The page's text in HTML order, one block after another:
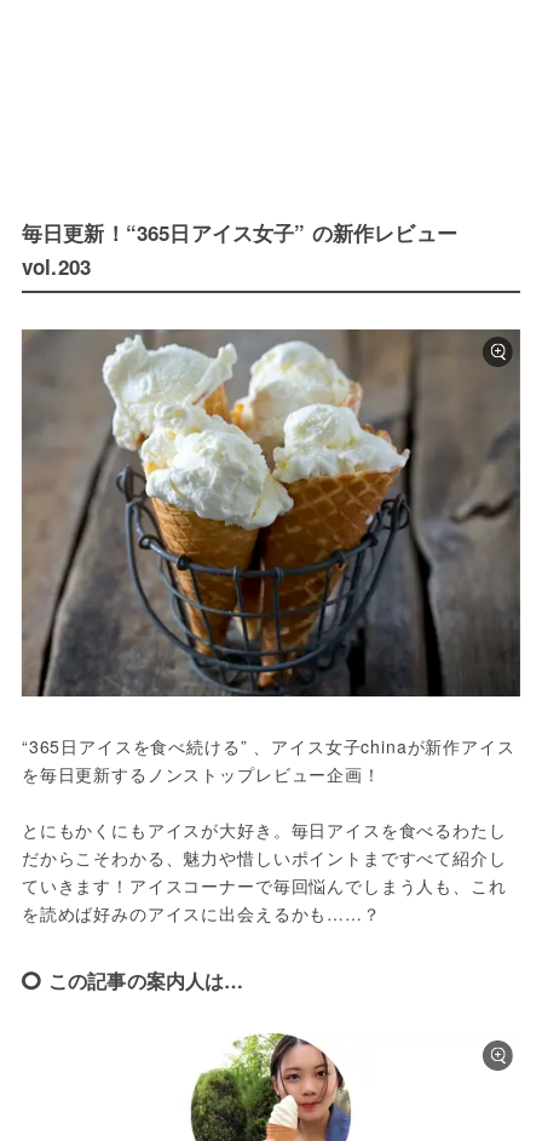
毎日更新！“365日アイス女子” の新作レビュー
vol.203
“365日アイスを食べ続ける” 、アイス女子chinaが新作アイス
を毎日更新するノンストップレビュー企画！
とにもかくにもアイスが大好き。毎日アイスを食べるわたし
だからこそわかる、魅力や惜しいポイントまですべて紹介し
ていきます！アイスコーナーで毎回悩んでしまう人も、これ
を読めば好みのアイスに出会えるかも……？
この記事の案内人は…